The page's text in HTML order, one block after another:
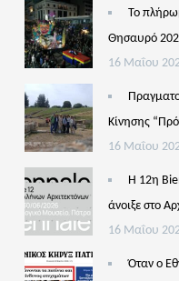
Το
Θησαυρό
16 Μαΐου
Κίνησης
16 Μαΐου
Η 12η
άνοιξε στο
16 Μαΐου
Όταν ο